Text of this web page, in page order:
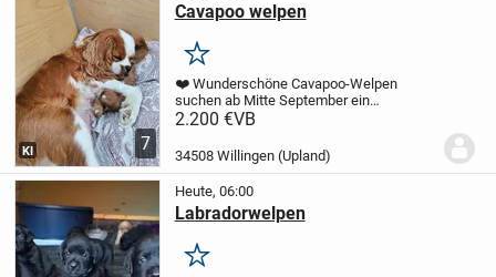
7
KI
Cavapoo welpen
Merken
❤️ Wunderschöne Cavapoo-Welpen
suchen ab Mitte September ein
liebevolles Zuhause ❤️
am 16.07.2026 geboren und wachsen mit
viel Liebe in unserer Familie auf....
2.200 €VB
34508 Willingen (Upland)
Heute, 06:00
Labradorwelpen
Merken